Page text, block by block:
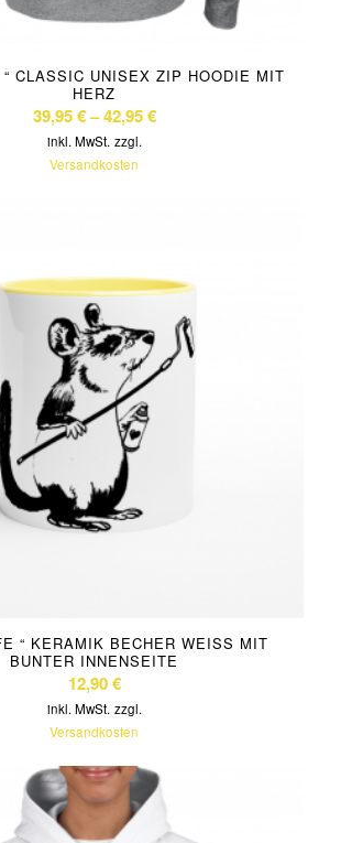
CLASSIC UNISEX ZIP HOODIE MIT
HERZ
39,95€–42,95€
inkl. MwSt. zzgl.
Versandkosten
“ KERAMIK BECHER WEISS MIT B
UNTER INNENSEITE
12,90€
inkl. MwSt. zzgl.
Versandkosten